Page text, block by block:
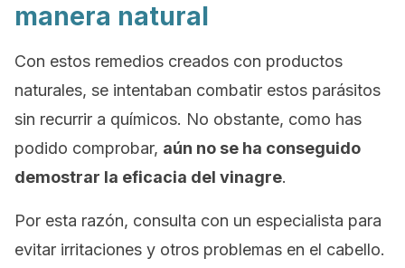
manera natural
Con estos remedios creados con productos
naturales, se intentaban combatir estos parásitos
sin recurrir a químicos. No obstante, como has
podido comprobar, aún no se ha conseguido
demostrar la eficacia del vinagre.
Por esta razón, consulta con un especialista para
evitar irritaciones y otros problemas en el cabello.